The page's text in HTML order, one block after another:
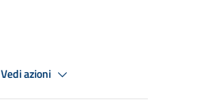
Vedi azioni